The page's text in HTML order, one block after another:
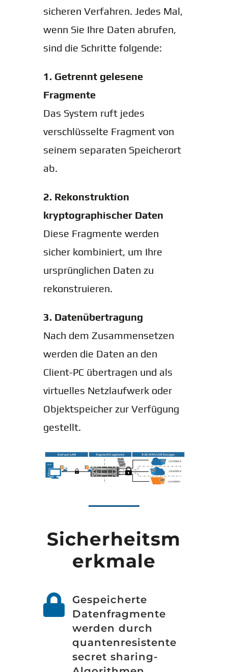
sicheren Verfahren. Jedes Mal,
wenn Sie Ihre Daten abrufen,
sind die Schritte folgende:
1. Getrennt gelesene
Fragmente
Das System ruft jedes
verschlüsselte Fragment von
seinem separaten Speicherort
ab.
2. Rekonstruktion
kryptographischer Daten
Diese Fragmente werden
sicher kombiniert, um Ihre
ursprünglichen Daten zu
rekonstruieren.
3. Datenübertragung
Nach dem Zusammensetzen
werden die Daten an den
Client-PC übertragen und als
virtuelles Netzlaufwerk oder
Objektspeicher zur Verfügung
gestellt.
Sicherheitsm
erkmale

Gespeicherte
Datenfragmente
werden durch
quantenresistente
secret sharing-